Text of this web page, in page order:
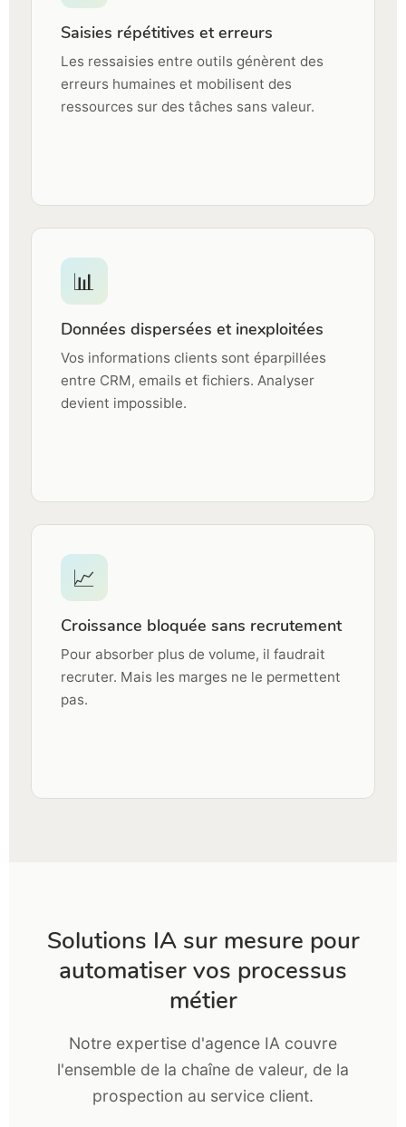
Saisies répétitives et erreurs
Les ressaisies entre outils génèrent des
erreurs humaines et mobilisent des
ressources sur des tâches sans valeur.
📊
Données dispersées et inexploitées
Vos informations clients sont éparpillées
entre CRM, emails et fichiers. Analyser
devient impossible.
📈
Croissance bloquée sans recrutement
Pour absorber plus de volume, il faudrait
recruter. Mais les marges ne le permettent
pas.
Solutions IA sur mesure pour
automatiser vos processus
métier
Notre expertise d'agence IA couvre
l'ensemble de la chaîne de valeur, de la
prospection au service client.